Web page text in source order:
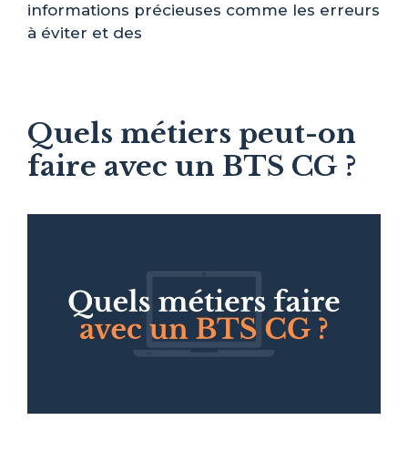
informations précieuses comme les erreurs
à éviter et des
Quels métiers peut-on
faire avec un BTS CG ?